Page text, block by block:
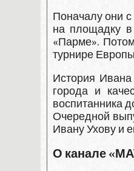
Поначалу они
на площадку в
«Парме».
турнире
История
города и
воспитанника
Очередной
Ивану Ухову и
О канале